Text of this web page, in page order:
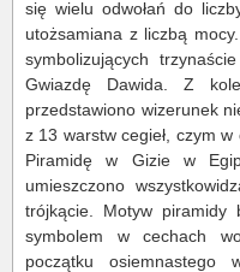
się wielu odwołań do
utożsamiana z liczbą
symbolizujących
Gwiazdę Dawida. Z
przedstawiono wizerunek
z 13 warstw cegieł, czym
Piramidę w Gizie w
umieszczono
trójkącie. Motyw piramidy
symbolem w cechach
początku osiemnastego